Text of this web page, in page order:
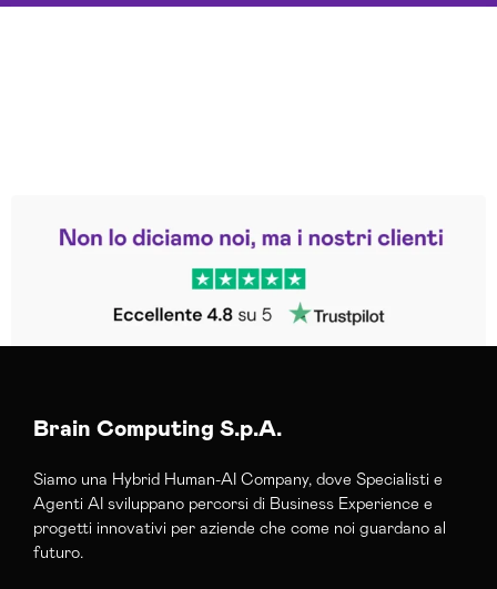
Trustpilot
Brain Computing S.p.A.
Siamo una Hybrid Human-AI Company, dove Specialisti e
Agenti AI sviluppano percorsi di Business Experience e
progetti innovativi per aziende che come noi guardano al
futuro.